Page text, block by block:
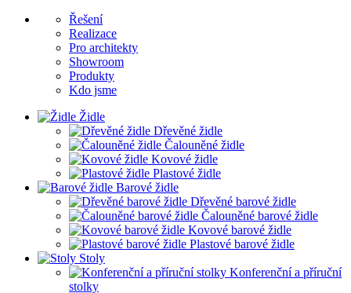
Řešení
Realizace
Pro architekty
Showroom
Produkty
Kdo jsme
Židle
Dřevěné židle
Čalouněné židle
Kovové židle
Plastové židle
Barové židle
Dřevěné barové židle
Čalouněné barové židle
Kovové barové židle
Plastové barové židle
Stoly
Konferenční a příruční
stolky